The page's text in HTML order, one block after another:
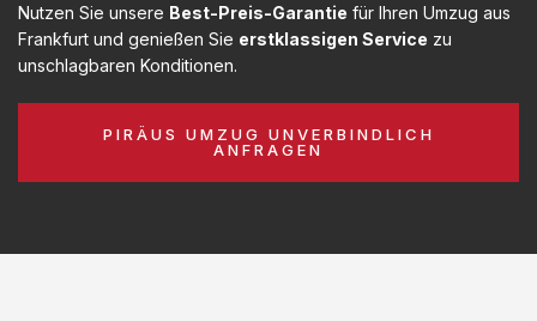
Nutzen Sie unsere Best-Preis-Garantie für Ihren Umzug aus
Frankfurt und genießen Sie erstklassigen Service zu
unschlagbaren Konditionen.
PIRÄUS UMZUG UNVERBINDLICH
ANFRAGEN